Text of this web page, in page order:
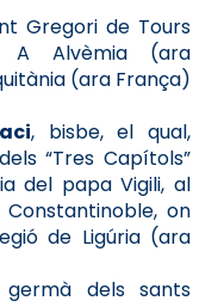
Gregori de Tours
A Alvèmia (ara
(ara França)
, bisbe, el qual,
“Tres Capítols”
del papa Vigili, al
on
de Ligúria (ara
dels sants